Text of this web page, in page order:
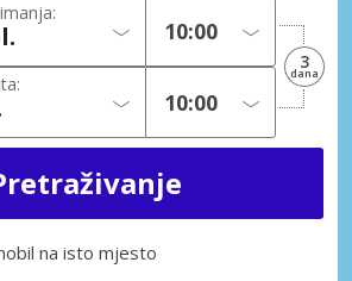
3
dana
na isto mjesto